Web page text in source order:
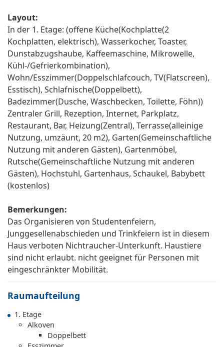
Layout:
In der 1. Etage: (offene Küche(Kochplatte(2
Kochplatten, elektrisch), Wasserkocher, Toaster,
Dunstabzugshaube, Kaffeemaschine, Mikrowelle,
Kühl-/Gefrierkombination),
Wohn/Esszimmer(Doppelschlafcouch, TV(Flatscreen),
Esstisch), Schlafnische(Doppelbett),
Badezimmer(Dusche, Waschbecken, Toilette, Föhn))
Zentraler Grill, Rezeption, Internet, Parkplatz,
Restaurant, Bar, Heizung(Zentral), Terrasse(alleinige
Nutzung, umzäunt, 20 m2), Garten(Gemeinschaftliche
Nutzung mit anderen Gästen), Gartenmöbel,
Rutsche(Gemeinschaftliche Nutzung mit anderen
Gästen), Hochstuhl, Gartenhaus, Schaukel, Babybett
(kostenlos)
Bemerkungen:
Das Organisieren von Studentenfeiern,
Junggesellenabschieden und Trinkfeiern ist in diesem
Haus verboten Nichtraucher-Unterkunft. Haustiere
sind nicht erlaubt. nicht geeignet für Personen mit
eingeschränkter Mobilität.
Raumaufteilung
1. Etage
Alkoven
Doppelbett